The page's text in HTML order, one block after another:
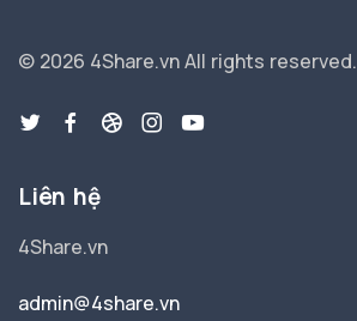
© 2026 4Share.vnAll rights reserved.
Liên hệ
4Share.vn
admin@4share.vn